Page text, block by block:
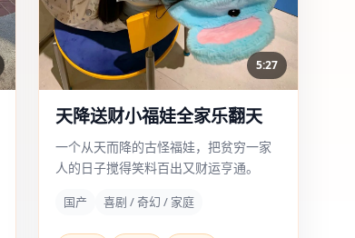
5:27
天降送财小福娃全家乐翻天
一个从天而降的古怪福娃，把贫穷一家
人的日子搅得笑料百出又财运亨通。
国产 喜剧 / 奇幻 / 家庭